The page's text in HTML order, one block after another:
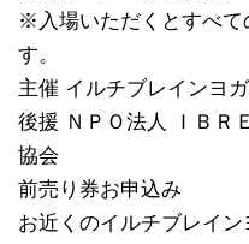
※入場いただくとすべて
す。
主催 イルチブレインヨ
後援 ＮＰＯ法人 ＩＢ
協会
前売り券お申込み
お近くのイルチブレイ